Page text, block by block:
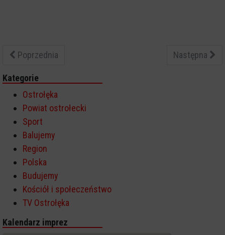
Poprzednia Następna
Kategorie
Ostrołęka
Powiat ostrołecki
Sport
Balujemy
Region
Polska
Budujemy
Kościół i społeczeństwo
TV Ostrołęka
Kalendarz imprez